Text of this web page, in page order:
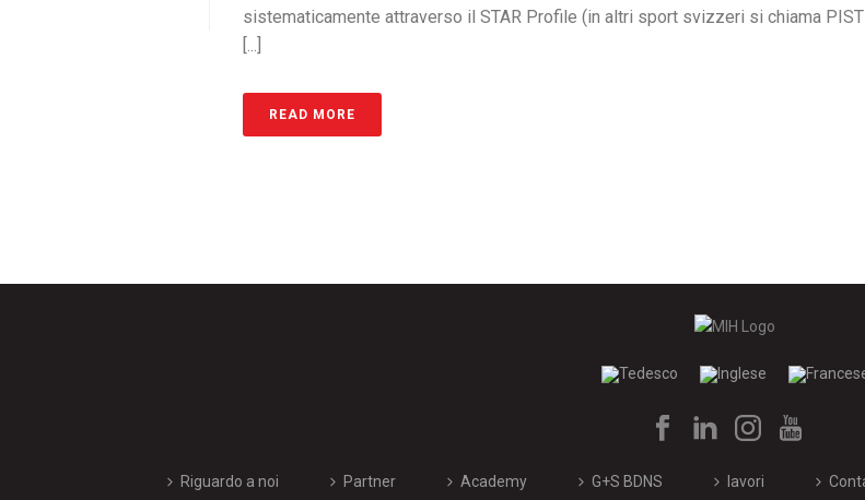
sistematicamente attraverso il STAR Profile (in altri sport svizzeri si chiama
[...]
READ MORE
Riguardo a noi Partner Academy G+S BDNS lavori